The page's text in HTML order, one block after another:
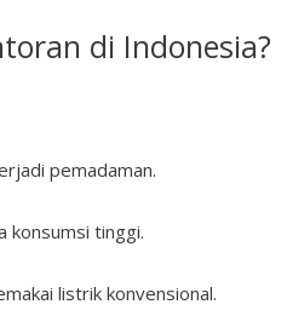
di Indonesia?
pemadaman.
konsumsi tinggi.
listrik konvensional.